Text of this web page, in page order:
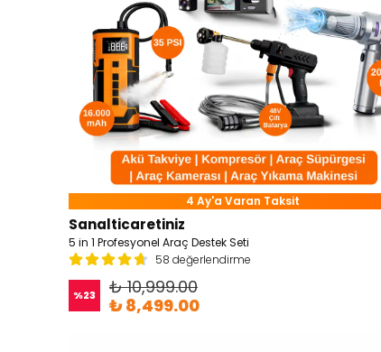
4 Ay'a Varan Taksit
Sanalticaretiniz
5 in 1 Profesyonel Araç Destek Seti
58 değerlendirme
%23
₺ 10,999.00
₺ 8,499.00